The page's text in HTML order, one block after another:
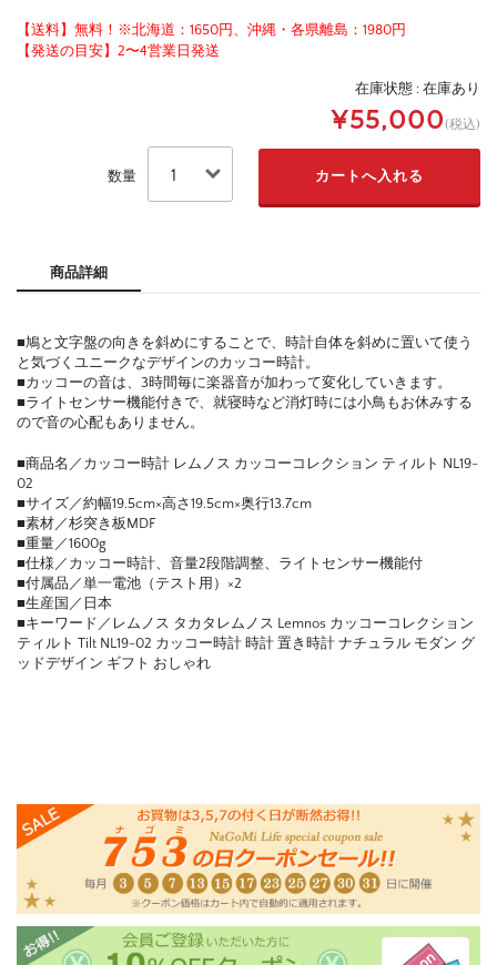
【送料】無料！※北海道：1650円、沖縄・各県離島：1980円
【発送の目安】2〜4営業日発送
在庫状態 : 在庫あり
¥55,000(税込)
数量
商品詳細
■鳩と文字盤の向きを斜めにすることで、時計自体を斜めに置いて使う
と気づくユニークなデザインのカッコー時計。
■カッコーの音は、3時間毎に楽器音が加わって変化していきます。
■ライトセンサー機能付きで、就寝時など消灯時には小鳥もお休みする
ので音の心配もありません。
■商品名／カッコー時計 レムノス カッコーコレクション ティルト NL19-
02
■サイズ／約幅19.5cm×高さ19.5cm×奥行13.7cm
■素材／杉突き板MDF
■重量／1600g
■仕様／カッコー時計、音量2段階調整、ライトセンサー機能付
■付属品／単一電池（テスト用）×2
■生産国／日本
■キーワード／レムノス タカタレムノス Lemnos カッコーコレクション
ティルト Tilt NL19-02 カッコー時計 時計 置き時計 ナチュラル モダン グ
ッドデザイン ギフト おしゃれ